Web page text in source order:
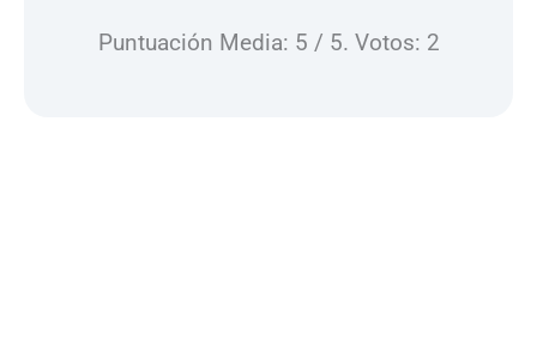
Puntuación Media: 5 / 5. Votos: 2